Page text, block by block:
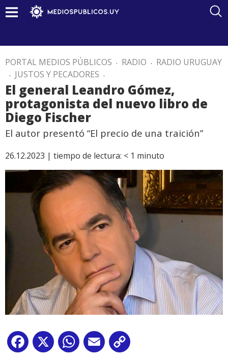
PORTAL MEDIOS PÚBLICOS . RADIO . RADIO URUGUAY
. JUSTOS Y PECADORES .
El general Leandro Gómez,
protagonista del nuevo libro de
Diego Fischer
El autor presentó “El precio de una traición”
26.12.2023 | tiempo de lectura: < 1 minuto
Facebook
X WhatsApp
Email